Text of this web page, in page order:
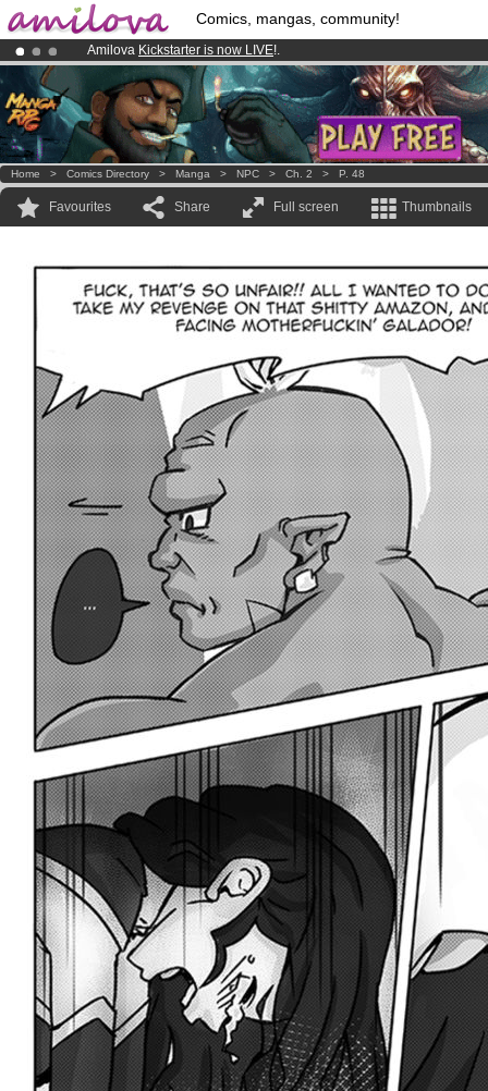
Comics, mangas, community!
Amilova Kickstarter is now LIVE!.
Already 100000membersand 1000comics & mangas!.
Premium membership from3.95 euros per month !Get membership
Home > Comics Directory > Manga > NPC > Ch. 2 > P. 48
Favourites Share Full screen Thumbnails